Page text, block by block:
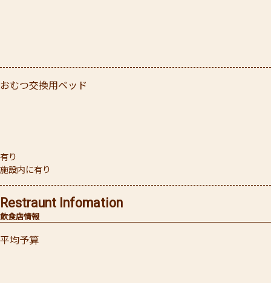
おむつ交換用ベッド
有り
施設内に有り
飲食店情報
Restraunt Infomation
平均予算